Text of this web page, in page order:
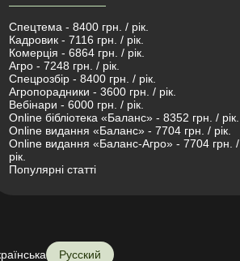
Спецтема - 8400 грн. / рік.
Кадровик - 7116 грн. / рік.
Комерція - 6864 грн. / рік.
Агро - 7248 грн. / рік.
Спецрозбір - 8400 грн. / рік.
Агропорадники - 3600 грн. / рік.
Вебінари - 6000 грн. / рік.
Online бібліотека «Баланс» - 8352 грн. / рік.
Online видання «Баланс» - 7704 грн. / рік.
Online видання «Баланс-Агро» - 7704 грн. /
рік.
Популярні статті
Русский